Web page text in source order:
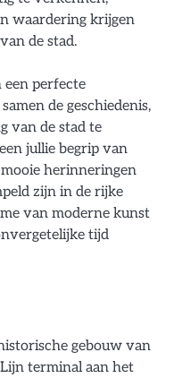
waardering krijgen
de stad.
een perfecte
de geschiedenis,
van de stad te
jullie begrip van
herinneringen
zijn in de rijke
van moderne kunst
tijd
gebouw van
terminal aan het